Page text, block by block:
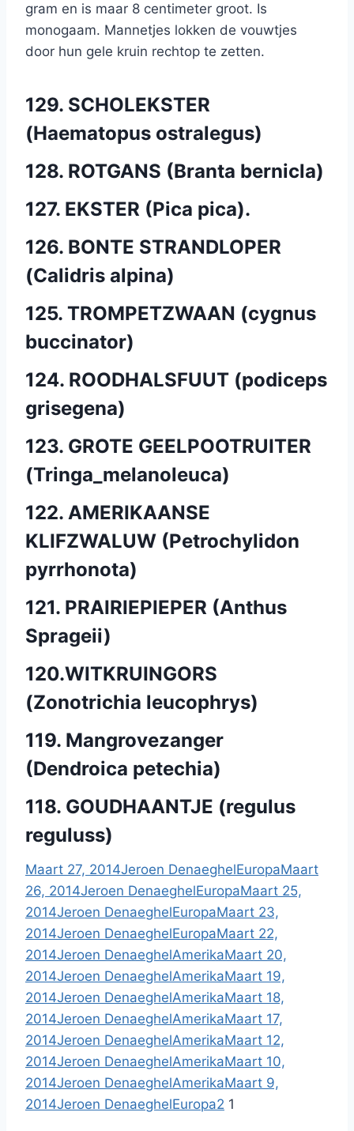
gram en is maar 8 centimeter groot. Is
monogaam. Mannetjes lokken de vouwtjes
door hun gele kruin rechtop te zetten.
129. SCHOLEKSTER
(Haematopus ostralegus)
128. ROTGANS (Branta bernicla)
127. EKSTER (Pica pica).
126. BONTE STRANDLOPER
(Calidris alpina)
125. TROMPETZWAAN (cygnus
buccinator)
124. ROODHALSFUUT (podiceps
grisegena)
123. GROTE GEELPOOTRUITER
(Tringa_melanoleuca)
122. AMERIKAANSE
KLIFZWALUW (Petrochylidon
pyrrhonota)
121. PRAIRIEPIEPER (Anthus
Sprageii)
120.WITKRUINGORS
(Zonotrichia leucophrys)
119. Mangrovezanger
(Dendroica petechia)
118. GOUDHAANTJE (regulus
reguluss)
Maart 27, 2014Jeroen DenaeghelEuropaMaart
26, 2014Jeroen DenaeghelEuropaMaart 25,
2014Jeroen DenaeghelEuropaMaart 23,
2014Jeroen DenaeghelEuropaMaart 22,
2014Jeroen DenaeghelAmerikaMaart 20,
2014Jeroen DenaeghelAmerikaMaart 19,
2014Jeroen DenaeghelAmerikaMaart 18,
2014Jeroen DenaeghelAmerikaMaart 17,
2014Jeroen DenaeghelAmerikaMaart 12,
2014Jeroen DenaeghelAmerikaMaart 10,
2014Jeroen DenaeghelAmerikaMaart 9,
2014Jeroen DenaeghelEuropa2 1